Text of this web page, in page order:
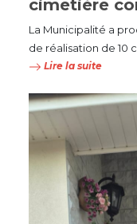
cimetière
La Municipalité a
de réalisation de 10
Lire la suite